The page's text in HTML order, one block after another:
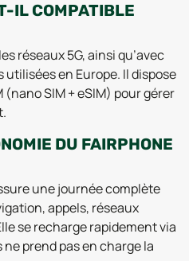
IL COMPATIBLE
réseaux 5G, ainsi qu’avec
utilisées en Europe. Il dispose
SIM + eSIM) pour gérer
DU FAIRPHONE
une journée complète
appels, réseaux
se recharge rapidement via
ne prend pas en charge la